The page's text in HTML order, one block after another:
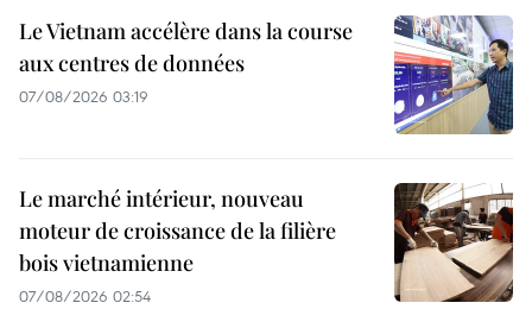
Le Vietnam accélère dans la course
aux centres de données
07/08/2026 03:19
Le marché intérieur, nouveau
moteur de croissance de la filière
bois vietnamienne
07/08/2026 02:54